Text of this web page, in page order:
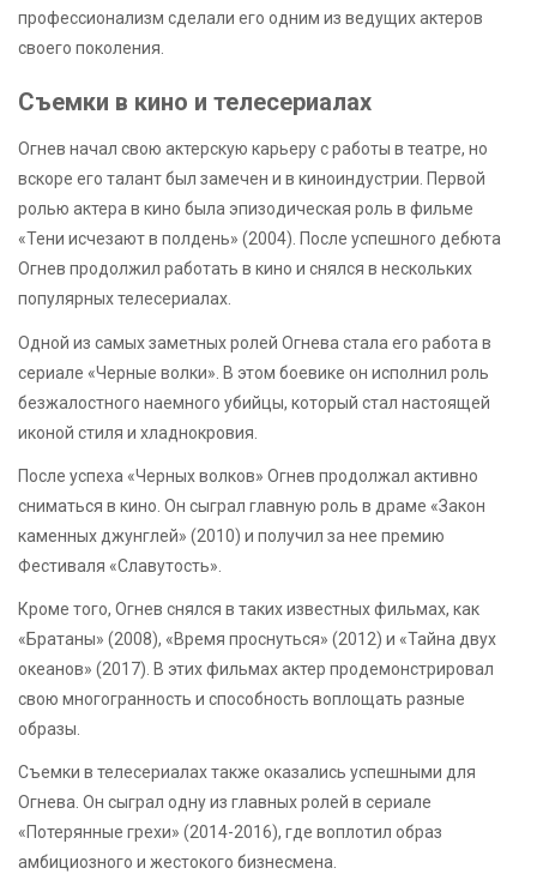
профессионализм сделали его одним из ведущих актеров
своего поколения.
Съемки в кино и телесериалах
Огнев начал свою актерскую карьеру с работы в театре, но
вскоре его талант был замечен и в киноиндустрии. Первой
ролью актера в кино была эпизодическая роль в фильме
«Тени исчезают в полдень» (2004). После успешного дебюта
Огнев продолжил работать в кино и снялся в нескольких
популярных телесериалах.
Одной из самых заметных ролей Огнева стала его работа в
сериале «Черные волки». В этом боевике он исполнил роль
безжалостного наемного убийцы, который стал настоящей
иконой стиля и хладнокровия.
После успеха «Черных волков» Огнев продолжал активно
сниматься в кино. Он сыграл главную роль в драме «Закон
каменных джунглей» (2010) и получил за нее премию
Фестиваля «Славутость».
Кроме того, Огнев снялся в таких известных фильмах, как
«Братаны» (2008), «Время проснуться» (2012) и «Тайна двух
океанов» (2017). В этих фильмах актер продемонстрировал
свою многогранность и способность воплощать разные
образы.
Съемки в телесериалах также оказались успешными для
Огнева. Он сыграл одну из главных ролей в сериале
«Потерянные грехи» (2014-2016), где воплотил образ
амбициозного и жестокого бизнесмена.